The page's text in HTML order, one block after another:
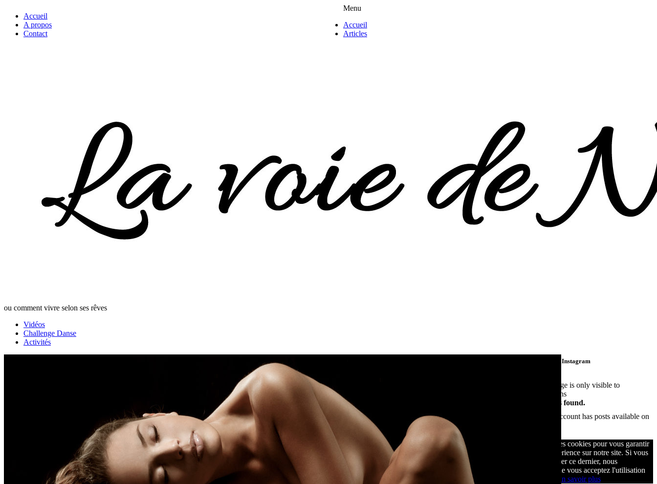
Accueil
A propos
Contact
ou comment vivre selon ses rêves
Menu
Accueil
Articles
Vidéos
Challenge Danse
Activités
Retrouvez moi sur Instagram
This error message is only visible to
WordPress admins
Error: No posts found.
Make sure this account has posts available on
Nous utilisons des cookies pour vous garantir
la meilleure expérience sur notre site. Si vous
continuez à utiliser ce dernier, nous
considérerons que vous acceptez l'utilisation
En savoir plus